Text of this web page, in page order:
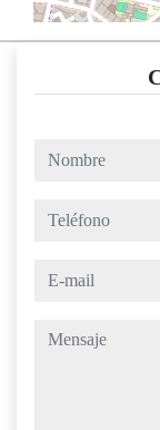
nombre
teléfono
e-mail
mensaje